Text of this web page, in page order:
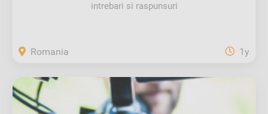
intrebari si raspunsuri
Romania 1y